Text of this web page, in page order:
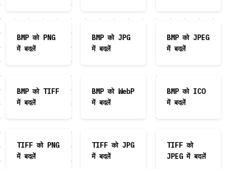
BMP को PNG
में बदलें
BMP को JPG
में बदलें
BMP को JPEG
में बदलें
BMP को TIFF
में बदलें
BMP को WebP
में बदलें
BMP को ICO
में बदलें
TIFF को PNG
में बदलें
TIFF को JPG
में बदलें
TIFF को
JPEG में बदलें